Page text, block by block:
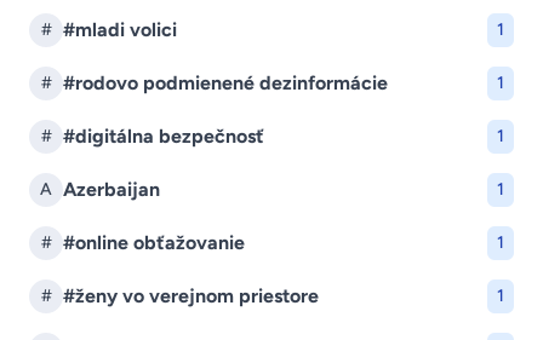
# #mladi volici 1
# #rodovo podmienené dezinformácie 1
# #digitálna bezpečnosť 1
A Azerbaijan 1
# #online obťažovanie 1
# #ženy vo verejnom priestore 1